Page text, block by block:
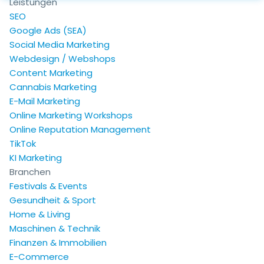
SEO
Google Ads (SEA)
Social Media Marketing
Webdesign / Webshops
Content Marketing
Cannabis Marketing
E-Mail Marketing
Online Marketing Workshops
Online Reputation Management
TikTok
KI Marketing
Branchen
Festivals & Events
Gesundheit & Sport
Home & Living
Maschinen & Technik
Finanzen & Immobilien
E-Commerce